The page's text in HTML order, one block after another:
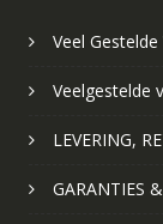
Veel Gestelde
Veelgestelde
LEVERING,
GARANTIES